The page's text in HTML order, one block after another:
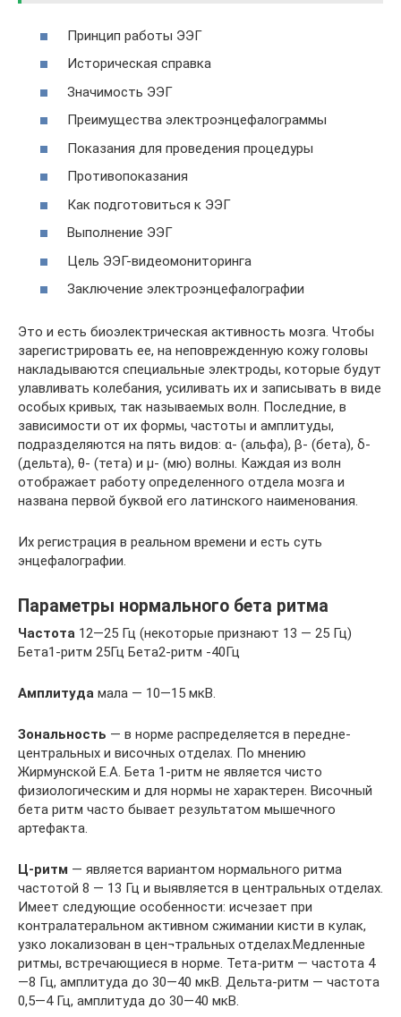
Принцип работы ЭЭГ
Историческая справка
Значимость ЭЭГ
Преимущества электроэнцефалограммы
Показания для проведения процедуры
Противопоказания
Как подготовиться к ЭЭГ
Выполнение ЭЭГ
Цель ЭЭГ-видеомониторинга
Заключение электроэнцефалографии
Это и есть биоэлектрическая активность мозга. Чтобы
зарегистрировать ее, на неповрежденную кожу головы
накладываются специальные электроды, которые будут
улавливать колебания, усиливать их и записывать в виде
особых кривых, так называемых волн. Последние, в
зависимости от их формы, частоты и амплитуды,
подразделяются на пять видов: α- (альфа), β- (бета), δ-
(дельта), θ- (тета) и μ- (мю) волны. Каждая из волн
отображает работу определенного отдела мозга и
названа первой буквой его латинского наименования.
Их регистрация в реальном времени и есть суть
энцефалографии.
Параметры нормального бета ритма
Частота 12—25 Гц (некоторые признают 13 — 25 Гц)
Бета1-ритм 25Гц Бета2-ритм -40Гц
Амплитуда мала — 10—15 мкВ.
Зональность — в норме распределяется в передне-
центральных и височных отделах. По мнению
Жирмунской Е.А. Бета 1-ритм не является чисто
физиологическим и для нормы не характерен. Височный
бета ритм часто бывает результатом мышечного
артефакта.
Ц-ритм — является вариантом нормального ритма
частотой 8 — 13 Гц и выявляется в центральных отделах.
Имеет следующие особенности: исчезает при
контралатеральном активном сжимании кисти в кулак,
узко локализован в цен¬тральных отделах.Медленные
ритмы, встречающиеся в норме. Тета-ритм — частота 4
—8 Гц, амплитуда до 30—40 мкВ. Дельта-ритм — частота
0,5—4 Гц, амплитуда до 30—40 мкВ.